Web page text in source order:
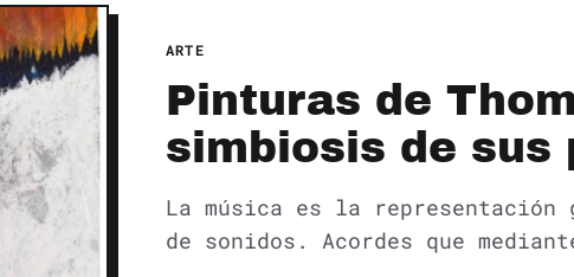
ARTE
Pinturas de
simbiosis de sus
La música es la representación
de sonidos. Acordes que